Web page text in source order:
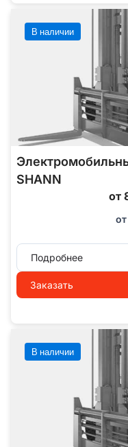
В наличии
SHANN
от
от
Подробнее
Заказать
В наличии